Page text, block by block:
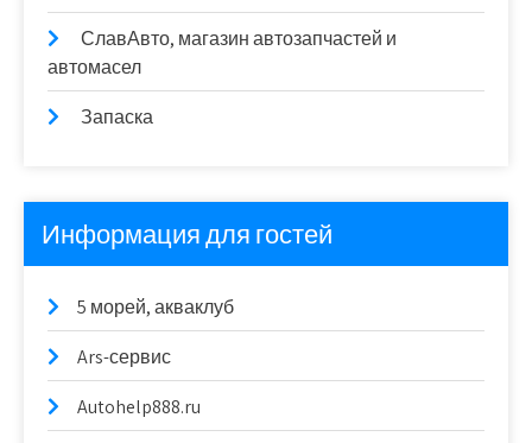
СлавАвто, магазин автозапчастей и
автомасел
Запаска
Информация для гостей
5 морей, акваклуб
Ars-сервис
Autohelp888.ru